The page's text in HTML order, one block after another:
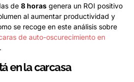
de 8 horas genera un ROI positivo
al aumentar productividad y
se recoge en este análisis sobre
de auto-oscurecimiento en
.
en la carcasa